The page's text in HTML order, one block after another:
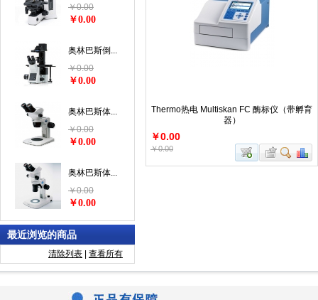
￥0.00
￥0.00
奥林巴斯倒...
￥0.00
￥0.00
奥林巴斯体...
￥0.00
￥0.00
奥林巴斯体...
￥0.00
￥0.00
最近浏览的商品
清除列表 查看所有
Thermo热电 Multiskan FC 酶标仪（带孵育
器）
￥0.00
￥0.00